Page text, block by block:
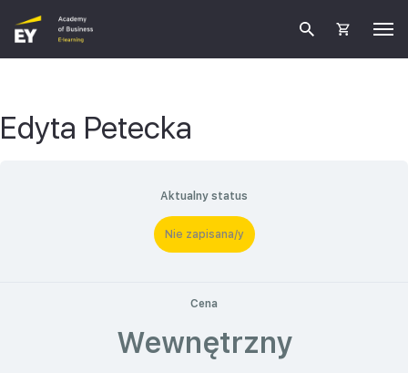
Edyta Petecka
Aktualny status
Nie zapisana/y
Cena
Wewnętrzny